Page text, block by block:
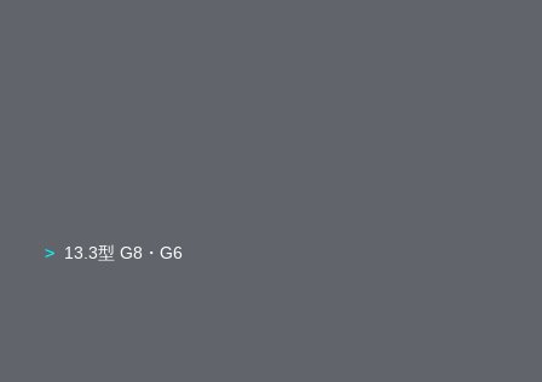
13.3型 G8・G6